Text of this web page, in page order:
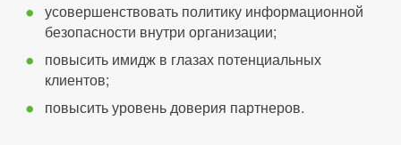
усовершенствовать политику информационной
безопасности внутри организации;
повысить имидж в глазах потенциальных
клиентов;
повысить уровень доверия партнеров.